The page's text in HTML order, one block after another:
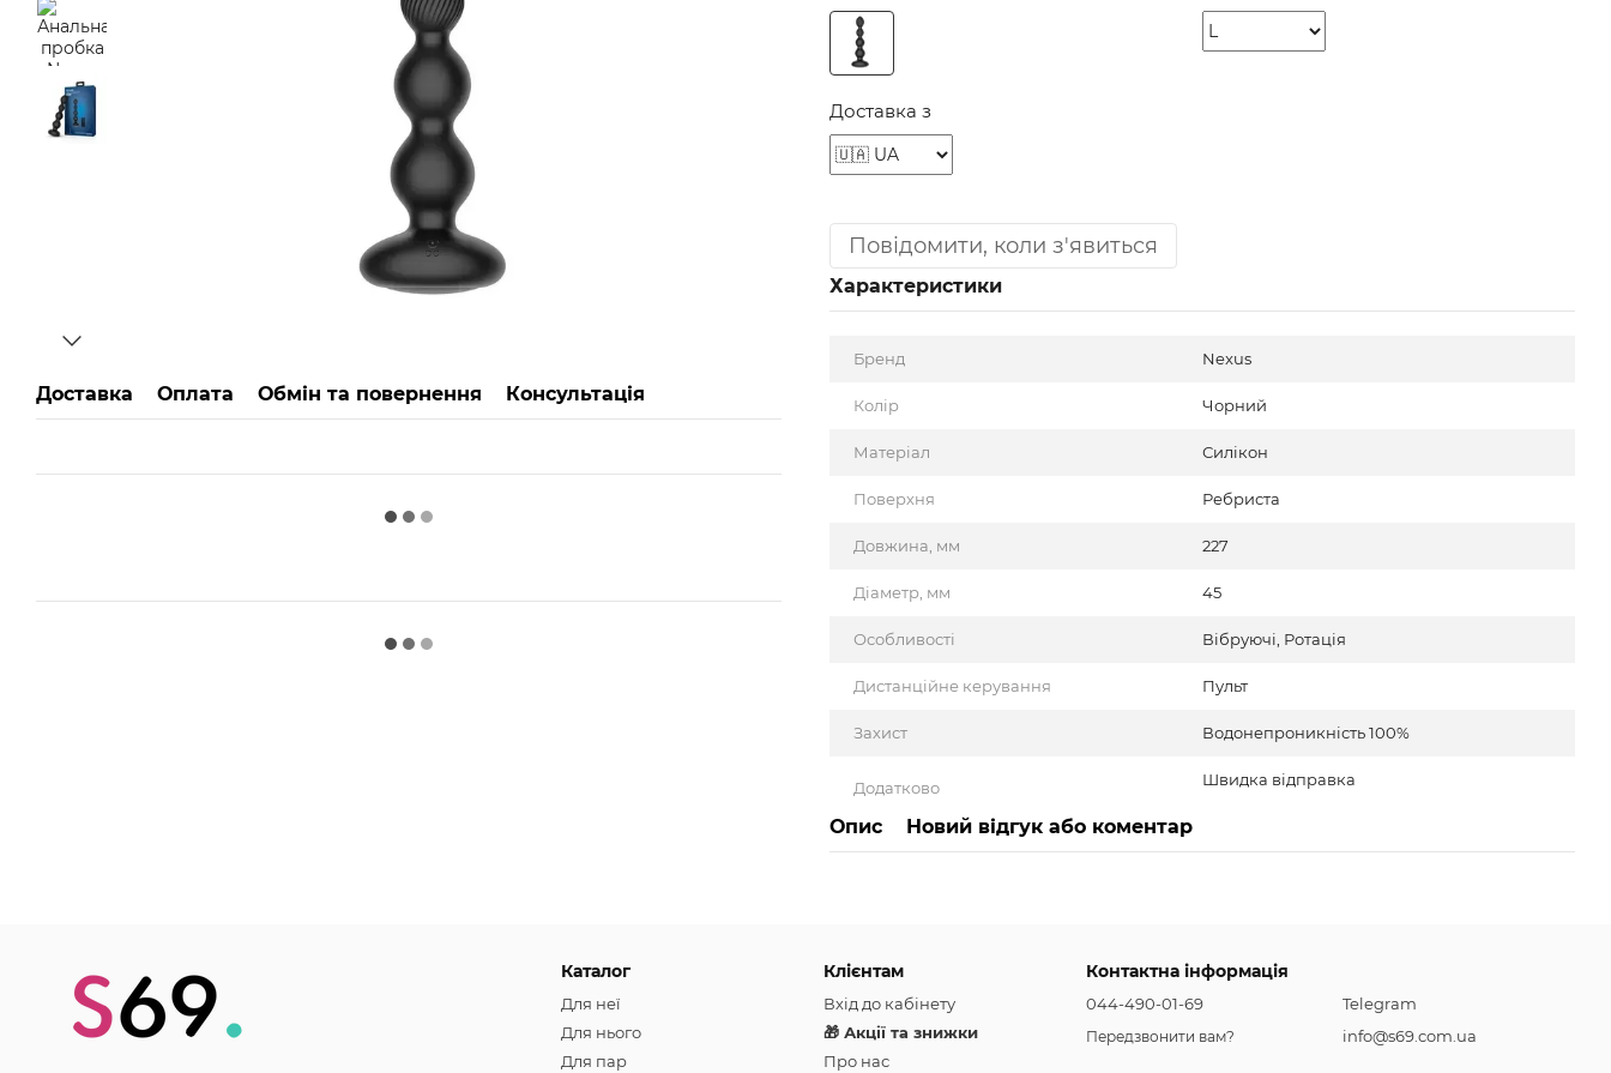
Доставка Оплата Обмін та повернення Консультація
Доставка з
Повідомити, коли з'явиться
Характеристики
Бренд Nexus
Колір Чорний
Матеріал Силікон
Поверхня Ребриста
Довжина, мм 227
Діаметр, мм 45
Особливості Вібруючі, Ротація
Дистанційне керування Пульт
Захист Водонепроникність 100%
Додатково Швидка відправка
Опис Новий відгук або коментар
Каталог
Для неї
Для нього
Для пар
Клієнтам
Вхід до кабінету
🎁 Акції та знижки
Про нас
Контактна інформація
044-490-01-69
Передзвонити вам?
Telegram
info@s69.com.ua